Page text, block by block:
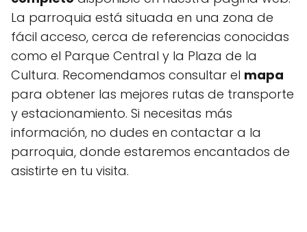
La parroquia está situada en una zona de
fácil acceso, cerca de referencias conocidas
como el Parque Central y la Plaza de la
Cultura. Recomendamos consultar el mapa
para obtener las mejores rutas de transporte
y estacionamiento. Si necesitas más
información, no dudes en contactar a la
parroquia, donde estaremos encantados de
asistirte en tu visita.